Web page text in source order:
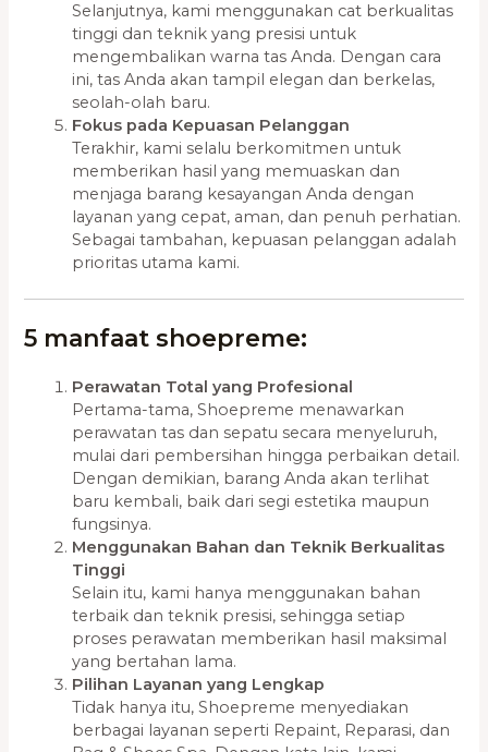
Selanjutnya, kami menggunakan cat berkualitas
tinggi dan teknik yang presisi untuk
mengembalikan warna tas Anda. Dengan cara
ini, tas Anda akan tampil elegan dan berkelas,
seolah-olah baru.
Fokus pada Kepuasan Pelanggan
Terakhir, kami selalu berkomitmen untuk
memberikan hasil yang memuaskan dan
menjaga barang kesayangan Anda dengan
layanan yang cepat, aman, dan penuh perhatian.
Sebagai tambahan, kepuasan pelanggan adalah
prioritas utama kami.
5 manfaat shoepreme:
Perawatan Total yang Profesional
Pertama-tama, Shoepreme menawarkan
perawatan tas dan sepatu secara menyeluruh,
mulai dari pembersihan hingga perbaikan detail.
Dengan demikian, barang Anda akan terlihat
baru kembali, baik dari segi estetika maupun
fungsinya.
Menggunakan Bahan dan Teknik Berkualitas
Tinggi
Selain itu, kami hanya menggunakan bahan
terbaik dan teknik presisi, sehingga setiap
proses perawatan memberikan hasil maksimal
yang bertahan lama.
Pilihan Layanan yang Lengkap
Tidak hanya itu, Shoepreme menyediakan
berbagai layanan seperti Repaint, Reparasi, dan